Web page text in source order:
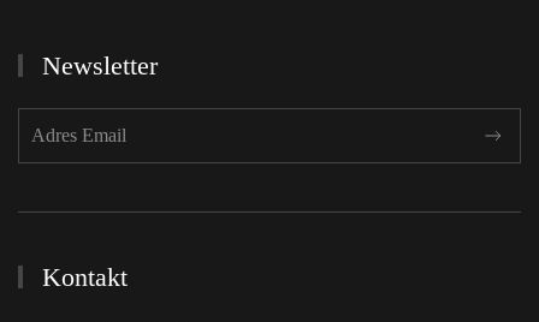
Newsletter
Kontakt